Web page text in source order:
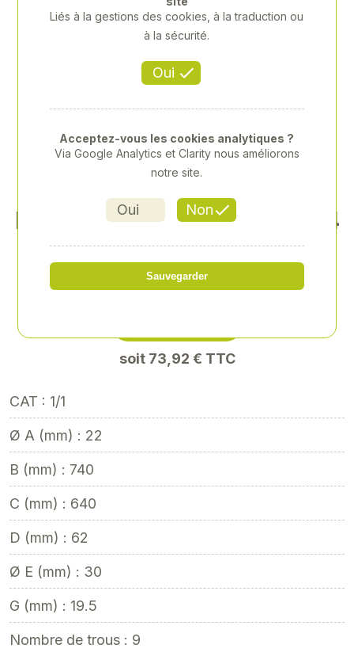
BARRE A TROUS CAT 1 LG 74
0 9 TROUS
Référence: BEP-21159958
soit 73,92 € TTC
CAT : 1/1
Ø A (mm) : 22
B (mm) : 740
C (mm) : 640
D (mm) : 62
Ø E (mm) : 30
G (mm) : 19.5
Nombre de trous : 9
Oui
Liés à la gestions des cookies, à la traduction ou
à la sécurité.
Oui Non
Acceptez-vous les cookies analytiques ?
Via Google Analytics et Clarity nous améliorons
notre site.
Sauvegarder